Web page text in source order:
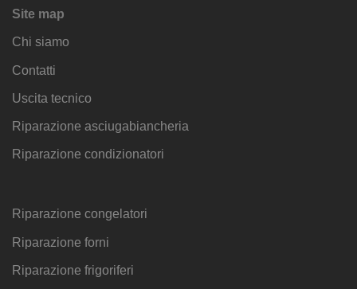
Site map
Chi siamo
Contatti
Uscita tecnico
Riparazione asciugabiancheria
Riparazione condizionatori
Riparazione congelatori
Riparazione forni
Riparazione frigoriferi